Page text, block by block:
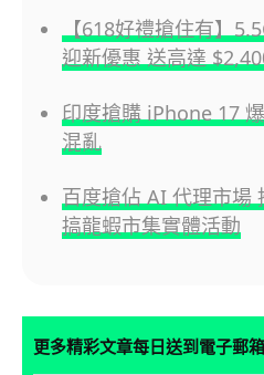
【618好禮搶住有】
迎新優惠 送高達
印度搶購 iPhone 17
混亂
百度搶佔 AI 代理市場
搞龍蝦市集實體活動
更多精彩文章每日送到電子郵箱